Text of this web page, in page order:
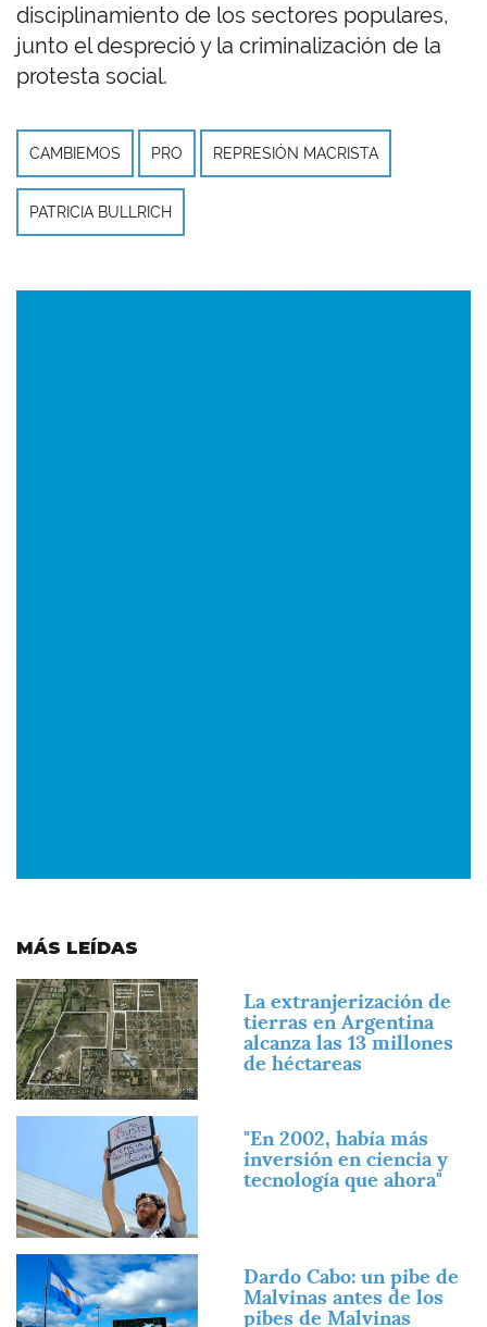
disciplinamiento de los sectores populares,
junto el despreció y la criminalización de la
protesta social.
CAMBIEMOS PRO REPRESIÓN MACRISTA
PATRICIA BULLRICH
MÁS LEÍDAS
Imagen
La extranjerización de
tierras en Argentina
alcanza las 13 millones
de héctareas
"En 2002, había más
inversión en ciencia y
tecnología que ahora"
Imagen
Dardo Cabo: un pibe de
Malvinas antes de los
pibes de Malvinas